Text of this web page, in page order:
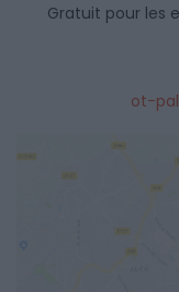
Gratuit pour les
ot-